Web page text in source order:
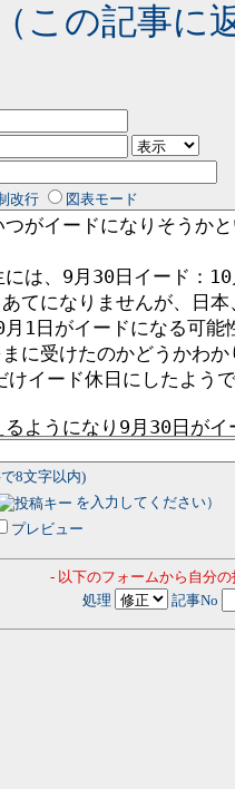
（この記事に
改行 図表モード
8文字以内)
を入力してください）
プレビュー
- 以下のフォームから自分
処理
記事No